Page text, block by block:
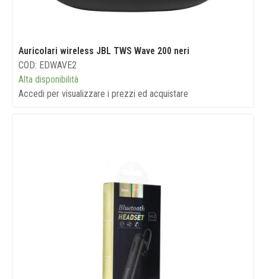
Auricolari wireless JBL TWS Wave 200 neri
COD: EDWAVE2
Alta disponibilità
Accedi per visualizzare i prezzi ed acquistare